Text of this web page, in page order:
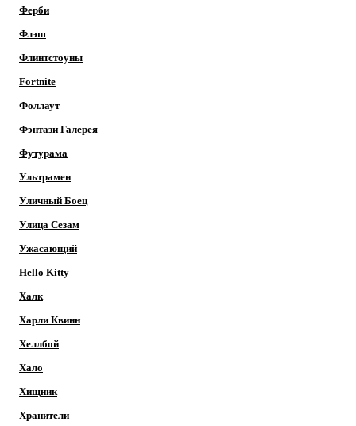
Ферби
Флэш
Флинтстоуны
Fortnite
Фоллаут
Фэнтази Галерея
Футурама
Ультрамен
Уличный Боец
Улица Сезам
Ужасающий
Hello Kitty
Халк
Харли Квинн
Хеллбой
Хало
Хищник
Хранители